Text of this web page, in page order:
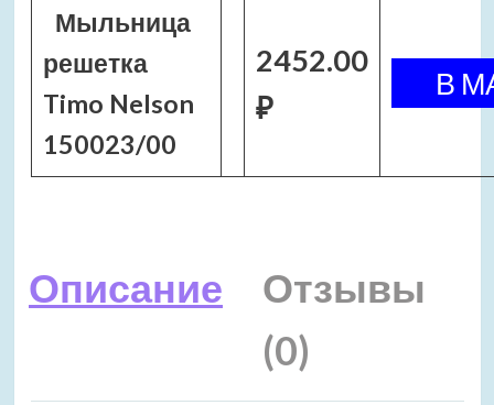
Мыльница
решетка
Timo Nelson
150023/00
2452.00
₽
Описание
Отзывы
(0)